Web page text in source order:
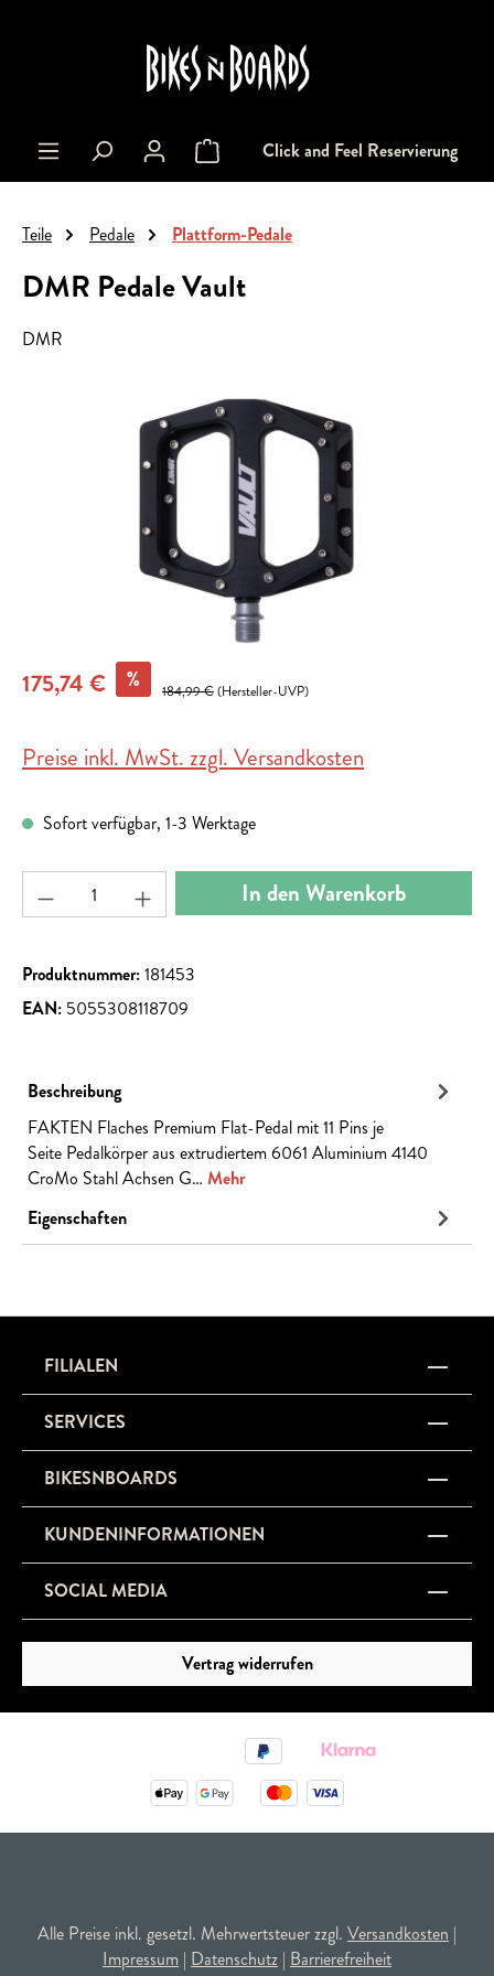
Warenkorb enthält 0 Positionen. Der
Click and Feel Reservierung
Teile Pedale Plattform-Pedale
DMR Pedale Vault
DMR
Bildergalerie überspringen
175,74 € % 184,99 €(Hersteller-UVP)
Preise inkl. MwSt. zzgl. Versandkosten
Sofort verfügbar, 1-3 Werktage
Produkt Anzahl: Gib den gewünschten Wert ein
In den Warenkorb
Produktnummer:181453
EAN: 5055308118709
Beschreibung
FAKTEN Flaches Premium Flat-Pedal mit 11 Pins je
Seite Pedalkörper aus extrudiertem 6061 Aluminium 4140
CroMo Stahl Achsen G… Mehr
Eigenschaften
FILIALEN
SERVICES
BIKESNBOARDS
KUNDENINFORMATIONEN
SOCIAL MEDIA
Vertrag widerrufen
Alle Preise inkl. gesetzl. Mehrwertsteuer zzgl. Versandkosten |
Impressum | Datenschutz | Barrierefreiheit